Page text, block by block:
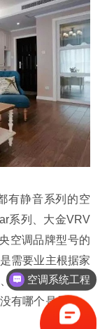
有静音系列的空
系列
大金VRV
空调品牌型号的
需要业主根据家
层高、有无大面
有哪个是最好，
空调系统工程